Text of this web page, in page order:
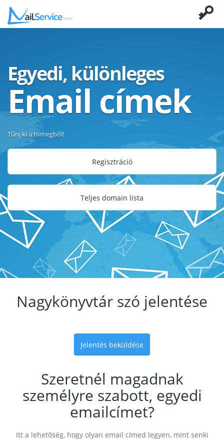
Egyedi, különleges
Email címek
Tűnj ki a tömegből!
Regisztráció
Teljes domain lista
Nagykönyvtár szó jelentése
Jelentés beküldése
Szeretnél magadnak
személyre szabott, egyedi
emailcímet?
Itt a lehetőség, hogy olyan email címed legyen, mint senki